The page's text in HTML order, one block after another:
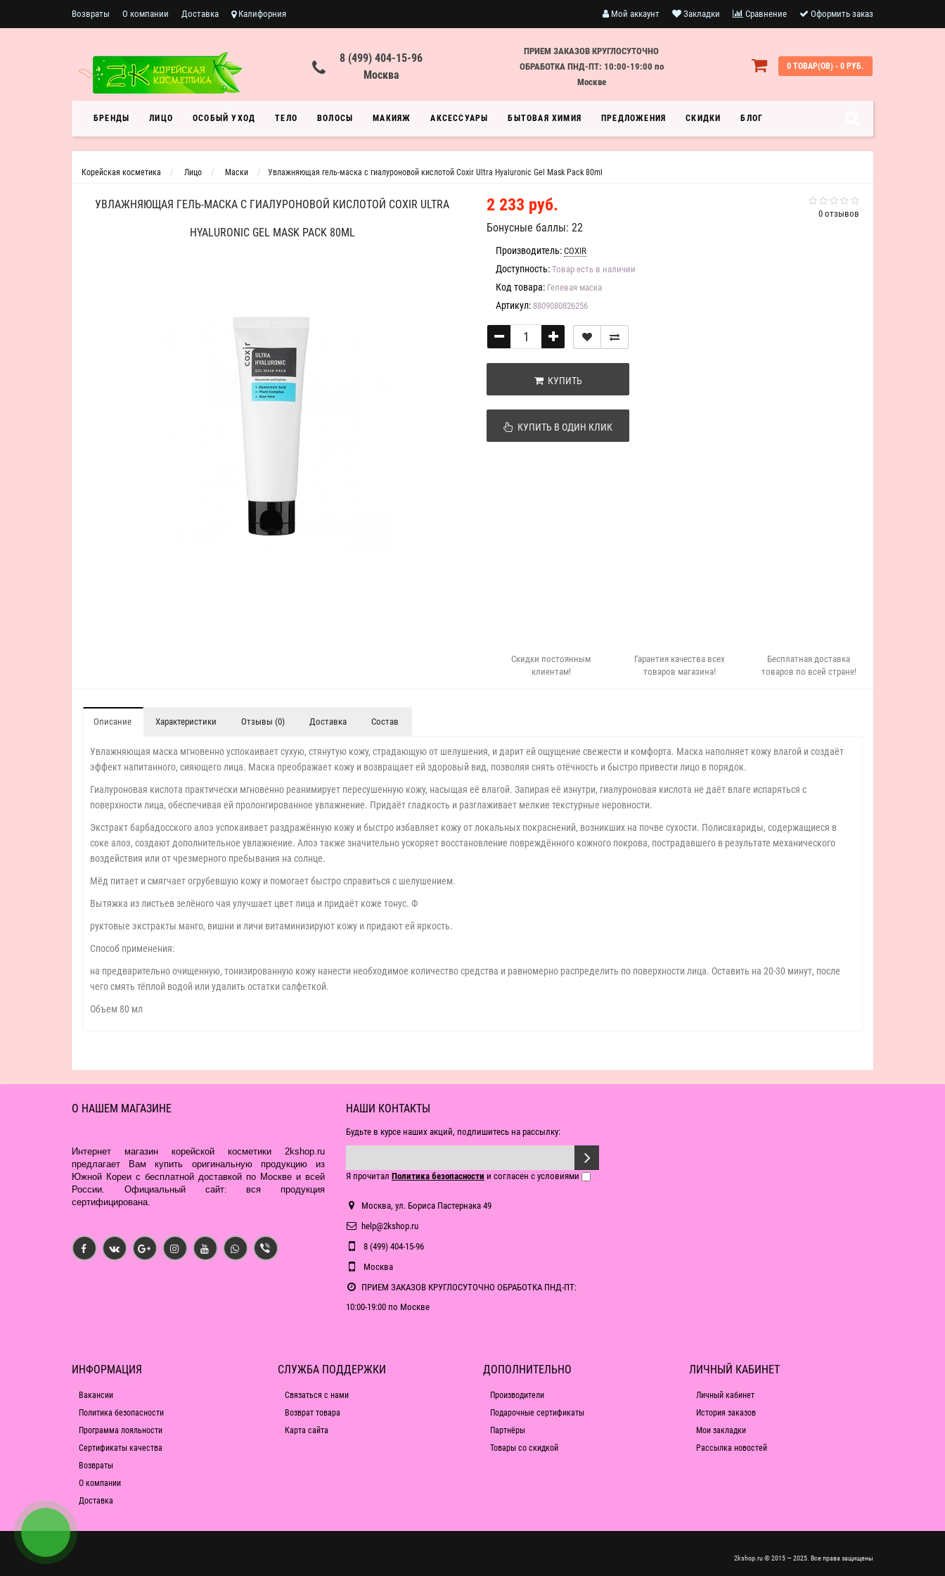
Возвраты О компании Доставка Калифорния Мой аккаунт Закладки Сравнение Оформить заказ
8 (499) 404-15-96
Москва
ПРИЕМ ЗАКАЗОВ КРУГЛОСУТОЧНО
ОБРАБОТКА ПНД-ПТ: 10:00-19:00 по
Москве
0 ТОВАР(ОВ) - 0 РУБ.
БРЕНДЫ ЛИЦО ОСОБЫЙ УХОД ТЕЛО ВОЛОСЫ МАКИЯЖ АКСЕССУАРЫ БЫТОВАЯ ХИМИЯ ПРЕДЛОЖЕНИЯ СКИДКИ БЛОГ
Корейская косметика Лицо Маски Увлажняющая гель-маска с гиалуроновой кислотой Coxir Ultra Hyaluronic Gel Mask Pack 80ml
УВЛАЖНЯЮЩАЯ ГЕЛЬ-МАСКА С ГИАЛУРОНОВОЙ КИСЛОТОЙ COXIR ULTRA
HYALURONIC GEL MASK PACK 80ML
0 отзывов
2 233 руб.
Бонусные баллы: 22
Производитель: COXIR
Доступность: Товар есть в наличии
Код товара: Гелевая маска
Артикул: 8809080826256
КУПИТЬ
КУПИТЬ В ОДИН КЛИК
Скидки постоянным
клиентам!
Гарантия качества всех
товаров магазина!
Бесплатная доставка
товаров по всей стране!
Описание Характеристики Отзывы (0) Доставка Состав
Увлажняющая маска мгновенно успокаивает сухую, стянутую кожу, страдающую от шелушения, и дарит ей ощущение свежести и комфорта. Маска наполняет кожу влагой и создаёт
эффект напитанного, сияющего лица. Маска преображает кожу и возвращает ей здоровый вид, позволяя снять отёчность и быстро привести лицо в порядок.
Гиалуроновая кислота практически мгновенно реанимирует пересушенную кожу, насыщая её влагой. Запирая её изнутри, гиалуроновая кислота не даёт влаге испаряться с
поверхности лица, обеспечивая ей пролонгированное увлажнение. Придаёт гладкость и разглаживает мелкие текстурные неровности.
Экстракт барбадосского алоэ успокаивает раздражённую кожу и быстро избавляет кожу от локальных покраснений, возникших на почве сухости. Полисахариды, содержащиеся в
соке алоэ, создают дополнительное увлажнение. Алоэ также значительно ускоряет восстановление повреждённого кожного покрова, пострадавшего в результате механического
воздействия или от чрезмерного пребывания на солнце.
Мёд питает и смягчает огрубевшую кожу и помогает быстро справиться с шелушением.
Вытяжка из листьев зелёного чая улучшает цвет лица и придаёт коже тонус. Ф
руктовые экстракты манго, вишни и личи витаминизируют кожу и придают ей яркость.
Способ применения:
на предварительно очищенную, тонизированную кожу нанести необходимое количество средства и равномерно распределить по поверхности лица. Оставить на 20-30 минут, после
чего смять тёплой водой или удалить остатки салфеткой.
Объем 80 мл
О НАШЕМ МАГАЗИНЕ
Интернет магазин корейской косметики 2kshop.ru
предлагает Вам купить оригинальную продукцию из
Южной Кореи с бесплатной доставкой по Москве и всей
России. Официальный сайт: вся продукция
сертифицирована.
НАШИ КОНТАКТЫ
Будьте в курсе наших акций, подпишитесь на рассылку:
Я прочитал Политика безопасности и согласен с условиями
Москва, ул. Бориса Пастернака 49
help@2kshop.ru
8 (499) 404-15-96
Москва
ПРИЕМ ЗАКАЗОВ КРУГЛОСУТОЧНО ОБРАБОТКА ПНД-ПТ:
10:00-19:00 по Москве
ИНФОРМАЦИЯ
Вакансии
Политика безопасности
Программа лояльности
Сертификаты качества
Возвраты
О компании
Доставка
СЛУЖБА ПОДДЕРЖКИ
Связаться с нами
Возврат товара
Карта сайта
ДОПОЛНИТЕЛЬНО
Производители
Подарочные сертификаты
Партнёры
Товары со скидкой
ЛИЧНЫЙ КАБИНЕТ
Личный кабинет
История заказов
Мои закладки
Рассылка новостей
2kshop.ru © 2015 — 2025. Все права защищены